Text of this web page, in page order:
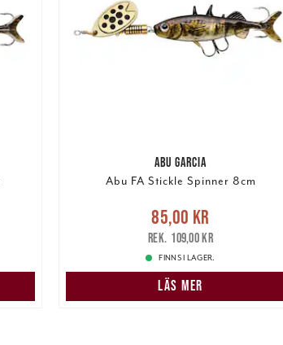
ABU GARCIA
Abu FA Stickle Spinner 8cm
Nuvarande pris:85,00 kr
pris:109,00 kr
85,00 kr
109,00 kr
FINNS I LAGER.
LÄS MER